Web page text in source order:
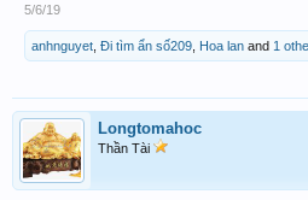
5/6/19
anhnguyet Đi tìm ẩn số209 Hoa lan and 1
Longtomahoc
Thần Tài